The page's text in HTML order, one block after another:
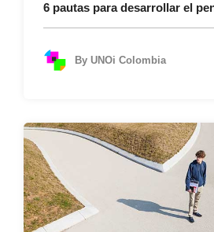
6 pautas para desarrollar el
By UNOi Colombia